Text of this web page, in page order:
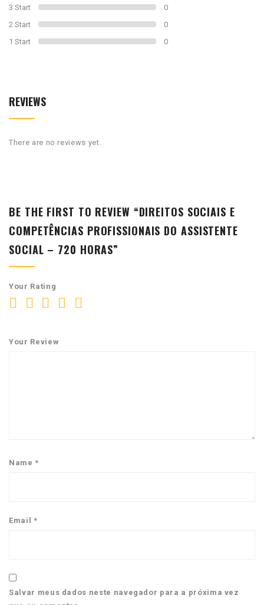
3 Start
0
2 Start
0
1 Start
0
REVIEWS
There are no reviews yet.
BE THE FIRST TO REVIEW “DIREITOS SOCIAIS E
COMPETÊNCIAS PROFISSIONAIS DO ASSISTENTE
SOCIAL – 720 HORAS”
Your Rating
Your Review
Name*
Email *
Salvar meus dados neste navegador para a próxima vez